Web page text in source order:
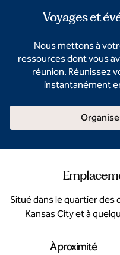
Voyages et
Nous mettons à
ressources dont vous
réunion. Réunissez
instantanément
Situé dans le quartier
Kansas City et à
À proximité